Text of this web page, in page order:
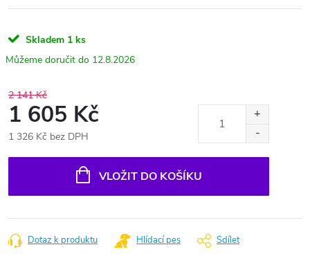
Skladem 1 ks
12.8.2026
2 141 Kč
1 605 Kč
1 326 Kč bez DPH
VLOŽIT DO KOŠÍKU
Dotaz k produktu Hlídací pes Sdílet